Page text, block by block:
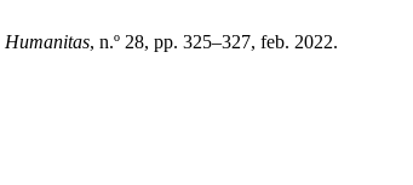
Humanitas, n.º 28, pp. 325–327, feb. 2022.